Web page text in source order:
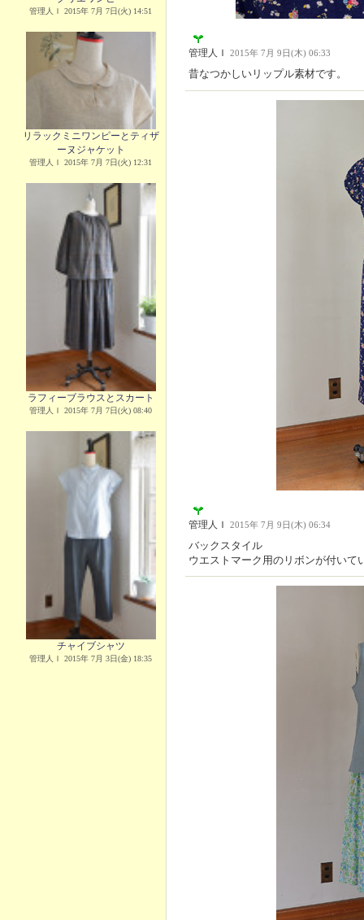
管理人Ｉ 2015年 7月 7日(火) 14:51
リラックミニワンピーとティザ
ーヌジャケット
管理人Ｉ 2015年 7月 7日(火) 12:31
ラフィーブラウスとスカート
管理人Ｉ 2015年 7月 7日(火) 08:40
チャイブシャツ
管理人Ｉ 2015年 7月 3日(金) 18:35
管理人Ｉ 2015年 7月 9日(木) 06:33
昔なつかしいリップル素材です。
管理人Ｉ 2015年 7月 9日(木) 06:34
バックスタイル
ウエストマーク用のリボンが付いて